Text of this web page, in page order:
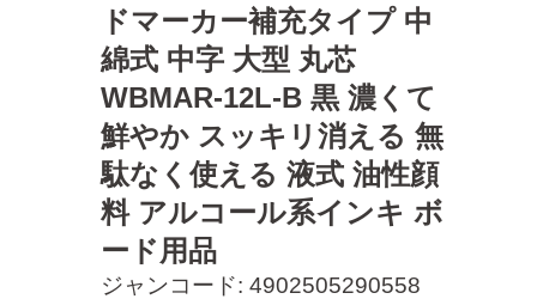
ドマーカー補充タイプ 中
綿式 中字 大型 丸芯
WBMAR-12L-B 黒 濃くて
鮮やか スッキリ消える 無
駄なく使える 液式 油性顔
料 アルコール系インキ ボ
ード用品
ジャンコード: 4902505290558